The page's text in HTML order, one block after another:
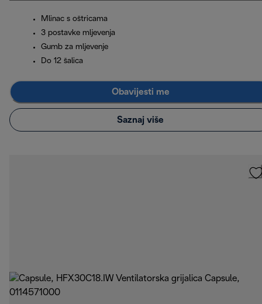
Mlinac s oštricama
3 postavke mljevenja
Gumb za mljevenje
Do 12 šalica
Obavijesti me
Saznaj više